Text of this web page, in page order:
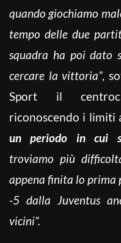
quando giochiamo
tempo delle due
squadra ha poi dato
cercare la vittoria”,
Sport il
riconoscendo i limiti
un periodo in cui
troviamo più
appena finita lo prima
-5 dalla Juventus
vicini”.